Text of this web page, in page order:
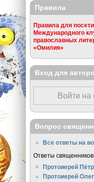
Правила
Правила для
Международного
православных
«Омилия»
Вход для
Войти на
Вопрос
Все ответы на
Ответы
Протоиерей
Протоиерей